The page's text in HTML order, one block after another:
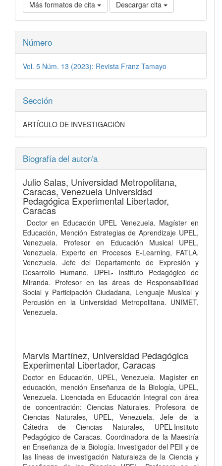
Más formatos de cita Descargar cita
Número
Vol. 5 Núm. 13 (2023): Revista Franz Tamayo
Sección
ARTÍCULO DE INVESTIGACIÓN
Biografía del autor/a
Julio Salas, Universidad Metropolitana,
Caracas, Venezuela Universidad
Pedagógica Experimental Libertador,
Caracas
Doctor en Educación UPEL Venezuela. Magíster en
Educación, Mención Estrategias de Aprendizaje UPEL,
Venezuela. Profesor en Educación Musical UPEL,
Venezuela. Experto en Procesos E-Learning, FATLA.
Venezuela. Jefe del Departamento de Expresión y
Desarrollo Humano, UPEL- Instituto Pedagógico de
Miranda. Profesor en las áreas de Responsabilidad
Social y Participación Ciudadana, Lenguaje Musical y
Percusión en la Universidad Metropolitana. UNIMET,
Venezuela.
Marvis Martínez, Universidad Pedagógica
Experimental Libertador, Caracas
Doctor en Educación, UPEL, Venezuela. Magíster en
educación, mención Enseñanza de la Biología, UPEL,
Venezuela. Licenciada en Educación Integral con área
de concentración: Ciencias Naturales. Profesora de
Ciencias Naturales, UPEL, Venezuela. Jefe de la
Cátedra de Ciencias Naturales, UPEL-Instituto
Pedagógico de Caracas. Coordinadora de la Maestría
en Enseñanza de la Biología. Investigador del PEII y de
las líneas de investigación Naturaleza de la Ciencia y